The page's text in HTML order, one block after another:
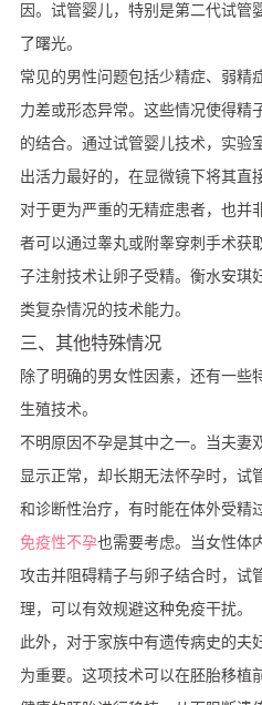
因。试管婴儿，特别是第二代试管
了曙光。
常见的男性问题包括少精症、弱精
力差或形态异常。这些情况使得精
的结合。通过试管婴儿技术，实验
出活力最好的，在显微镜下将其直
对于更为严重的无精症患者，也并
者可以通过睾丸或附睾穿刺手术获
子注射技术让卵子受精。衡水安琪
类复杂情况的技术能力。
三、其他特殊情况
除了明确的男女性因素，还有一些
生殖技术。
不明原因不孕是其中之一。当夫妻
显示正常，却长期无法怀孕时，试
和诊断性治疗，有时能在体外受精
免疫性不孕也需要考虑。当女性体
攻击并阻碍精子与卵子结合时，试
理，可以有效规避这种免疫干扰。
此外，对于家族中有遗传病史的夫
为重要。这项技术可以在胚胎移植